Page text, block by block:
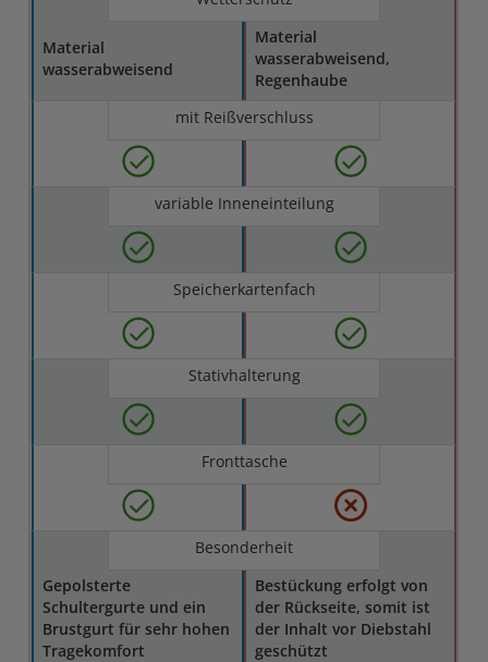
Material
wasserabweisend
Material
wasserabweisend,
Regenhaube
mit Reißverschluss
variable Inneneinteilung
Speicherkartenfach
Stativhalterung
Fronttasche
Besonderheit
Gepolsterte
Schultergurte und ein
Brustgurt für sehr hohen
Tragekomfort
Bestückung erfolgt von
der Rückseite, somit ist
der Inhalt vor Diebstahl
geschützt